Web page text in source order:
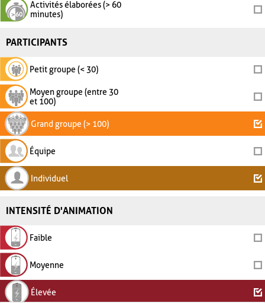
Activités élaborées (> 60
minutes)
PARTICIPANTS
Petit groupe (< 30)
Moyen groupe (entre 30
et 100)
Grand groupe (> 100)
Équipe
Individuel
INTENSITÉ D'ANIMATION
Faible
Moyenne
Élevée